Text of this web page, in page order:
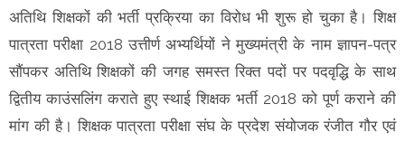
अतिथि शिक्षकों की भर्ती प्रक्रिया का विरोध भी शुरू हो चुका है। शिक्ष
पात्रता परीक्षा 2018 उत्तीर्ण अभ्यर्थियों ने मुख्यमंत्री के नाम ज्ञापन-पत्र
सौंपकर अतिथि शिक्षकों की जगह समस्त रिक्त पदों पर पदवृद्धि के साथ
द्वितीय काउंसलिंग कराते हुए स्थाई शिक्षक भर्ती 2018 को पूर्ण कराने की
मांग की है। शिक्षक पात्रता परीक्षा संघ के प्रदेश संयोजक रंजीत गौर एवं